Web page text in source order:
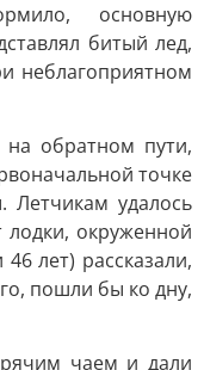
основную
битый лед,
неблагоприятном
обратном пути,
точке
Летчикам удалось
лодки, окруженной
лет) рассказали,
пошли бы ко дну,
чаем и дали